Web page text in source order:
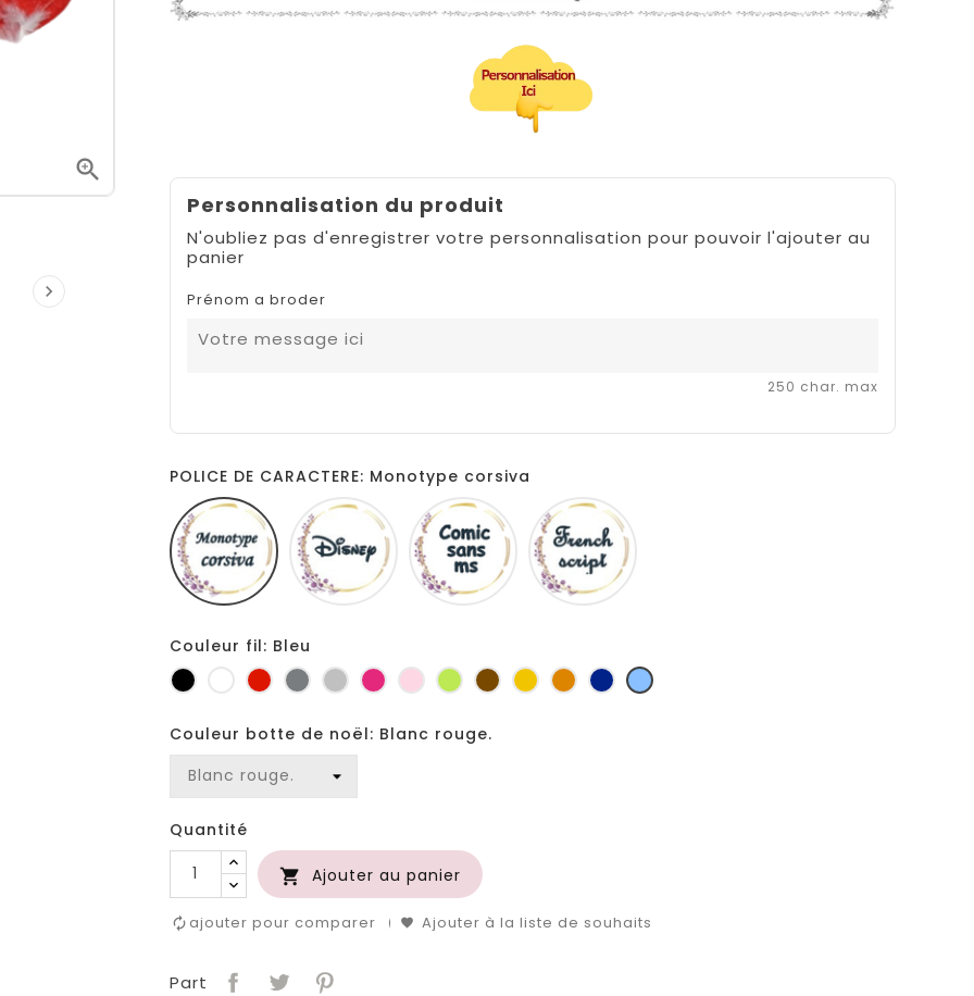


Personnalisation du produit
N'oubliez pas d'enregistrer votre personnalisation pour pouvoir l'ajouter au
panier
Prénom a broder
250 char. max
POLICE DE CARACTERE: Monotype corsiva
Monotype
corsiva
Disney
Comic
sans
ms
Couleur fil: Bleu
Noir BlancRougeGris
foncé
Gris
clair
Fuchsia
RoseAnis MarronJaune
d'or
OrangeMarineBleu
Couleur botte de noël: Blanc rouge.
Quantité
 Ajouter au panier
ajouter pour comparer Ajouter à la liste de souhaits
Part